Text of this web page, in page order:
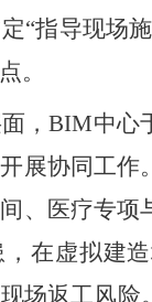
“指导现场
。
，BIM中心
展协同工
、医疗专
在虚拟建
现场返工风